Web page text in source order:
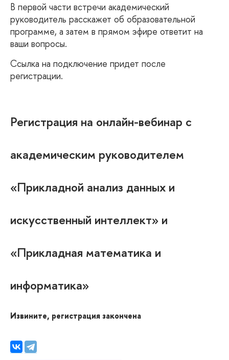
первой части встречи академический
руководитель расскажет об образовательной
программе, а затем в прямом эфире ответит на
аши вопросы.
Ссылка на подключение придет после
регистрации.
Регистрация на онлайн-вебинар с
академическим руководителем
«Прикладной анализ данных и
искусственный интеллект» и
«Прикладная математика и
информатика»
Извините, регистрация закончена